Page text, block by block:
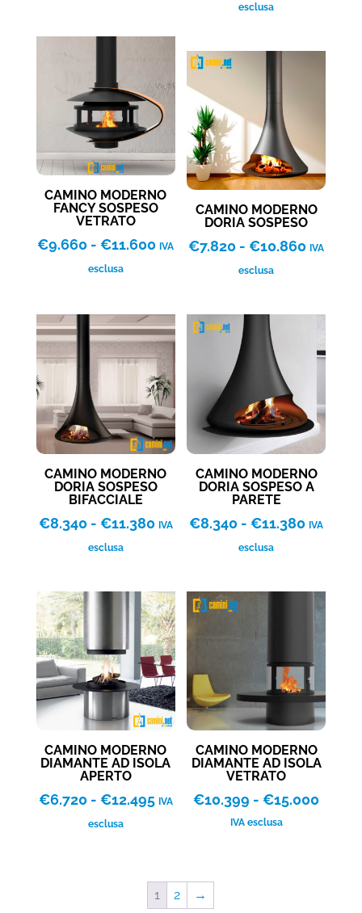
€13.000
€15.280
esclusa
CAMINO MODERNO
FANCY SOSPESO
VETRATO
€9.660 - €11.600Fascia
€9.660
a
€11.600
IVA
esclusa
CAMINO MODERNO
DORIA SOSPESO
€7.820 - €10.860Fascia
€7.820
IVA
esclusa
CAMINO MODERNO
DORIA SOSPESO
BIFACCIALE
€8.340 - €11.380Fascia
€8.340
a
€11.380
IVA
esclusa
CAMINO MODERNO
DORIA SOSPESO A
PARETE
€8.340 - €11.380Fascia
€11.380
IVA
esclusa
CAMINO MODERNO
DIAMANTE AD ISOLA
APERTO
€6.720 - €12.495Fascia
€6.720
a
IVA
esclusa
CAMINO MODERNO
DIAMANTE AD ISOLA
VETRATO
€10.399 - €15.000Fascia
IVA esclusa
1 2 →